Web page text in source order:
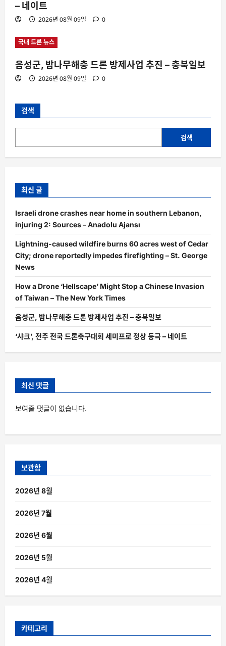
– 네이트
2026년 08월 09일 0
국내 드론 뉴스
음성군, 밤나무해충 드론 방제사업 추진 – 충북일보
2026년 08월 09일 0
검색
검색
최신 글
Israeli drone crashes near home in southern Lebanon,
injuring 2: Sources – Anadolu Ajansı
Lightning-caused wildfire burns 60 acres west of Cedar
City; drone reportedly impedes firefighting – St. George
News
How a Drone ‘Hellscape’ Might Stop a Chinese Invasion
of Taiwan – The New York Times
음성군, 밤나무해충 드론 방제사업 추진 – 충북일보
‘샤크’, 전주 전국 드론축구대회 세미프로 정상 등극 – 네이트
최신 댓글
보여줄 댓글이 없습니다.
보관함
2026년 8월
2026년 7월
2026년 6월
2026년 5월
2026년 4월
카테고리